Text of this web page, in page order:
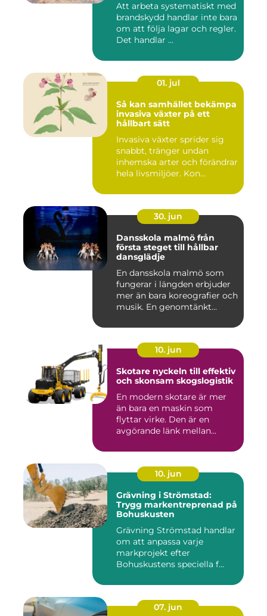
Att arbeta systematiskt med
brandskydd handlar inte bara
om att följa lagar och regler.
Det handlar ...
01. jul
Så kan samhället bekämpa
invasiva växter på ett
hållbart sätt
Invasiva växter sprider sig
snabbt, tränger undan
inhemska arter och förändrar
hela livsmiljöer. Kon...
30. jun
Dansskola malmö från
första steget till hållbar
dansglädje
En dansskola malmö som
fungerar i längden erbjuder
mer än bara koreografier och
musik. En genomtänkt...
10. jun
Skotare nyckeln till effektiv
och skonsam skogslogistik
En modern skotare är mer
än bara en maskin som
flyttar virke. Den är en
avgörande länk mellan
10. jun
Grävning i Strömstad:
Trygg markentreprenad på
Bohuskusten
Grävning Strömstad handlar
om att anpassa varje
markprojekt efter
Bohuskustens speciella f...
07. jun